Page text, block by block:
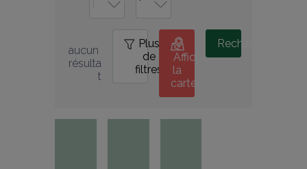
aucun
résulta
t
Plus
de
filtres
Afficher
la
carte
Rechercher